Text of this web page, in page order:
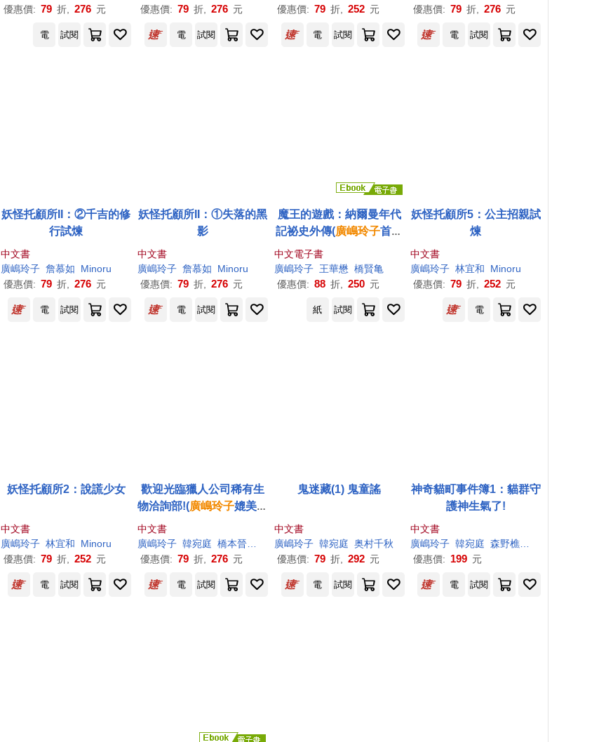
優惠價: 79 折, 276 元
優惠價: 79 折, 276 元
優惠價: 79 折, 252 元
優惠價: 79 折, 276 元
電 試閱 電 試閱 電 試閱 電 試閱
妖怪托顧所II：②千吉的修
行試煉
中文書
廣嶋玲子 詹慕如
Minoru
優惠價: 79 折, 276 元
妖怪托顧所II：①失落的黑
影
中文書
廣嶋玲子 詹慕如
Minoru
優惠價: 79 折, 276 元
魔王的遊戲：納爾曼年代
記祕史外傳(廣嶋玲子首部
青少年小說) (電子書)
中文電子書
廣嶋玲子 王華懋 橋賢亀
優惠價: 88 折, 250 元
妖怪托顧所5：公主招親試
煉
中文書
廣嶋玲子 林宜和
Minoru
優惠價: 79 折, 252 元
電 試閱 電 試閱 紙 試閱 電
妖怪托顧所2：說謊少女
中文書
廣嶋玲子 林宜和
Minoru
優惠價: 79 折, 252 元
歡迎光臨獵人公司稀有生
物洽詢部!(廣嶋玲子媲美寶
可夢的冒險之作)
中文書
廣嶋玲子 韓宛庭 橋本晉（はしもとし）
優惠價: 79 折, 276 元
鬼迷藏(1) 鬼童謠
中文書
廣嶋玲子 韓宛庭 奥村千秋
優惠價: 79 折, 292 元
神奇貓町事件簿1：貓群守
護神生氣了!
中文書
廣嶋玲子 韓宛庭 森野樵（森野きこり ）
優惠價: 199 元
電 試閱 電 試閱 電 試閱 電 試閱